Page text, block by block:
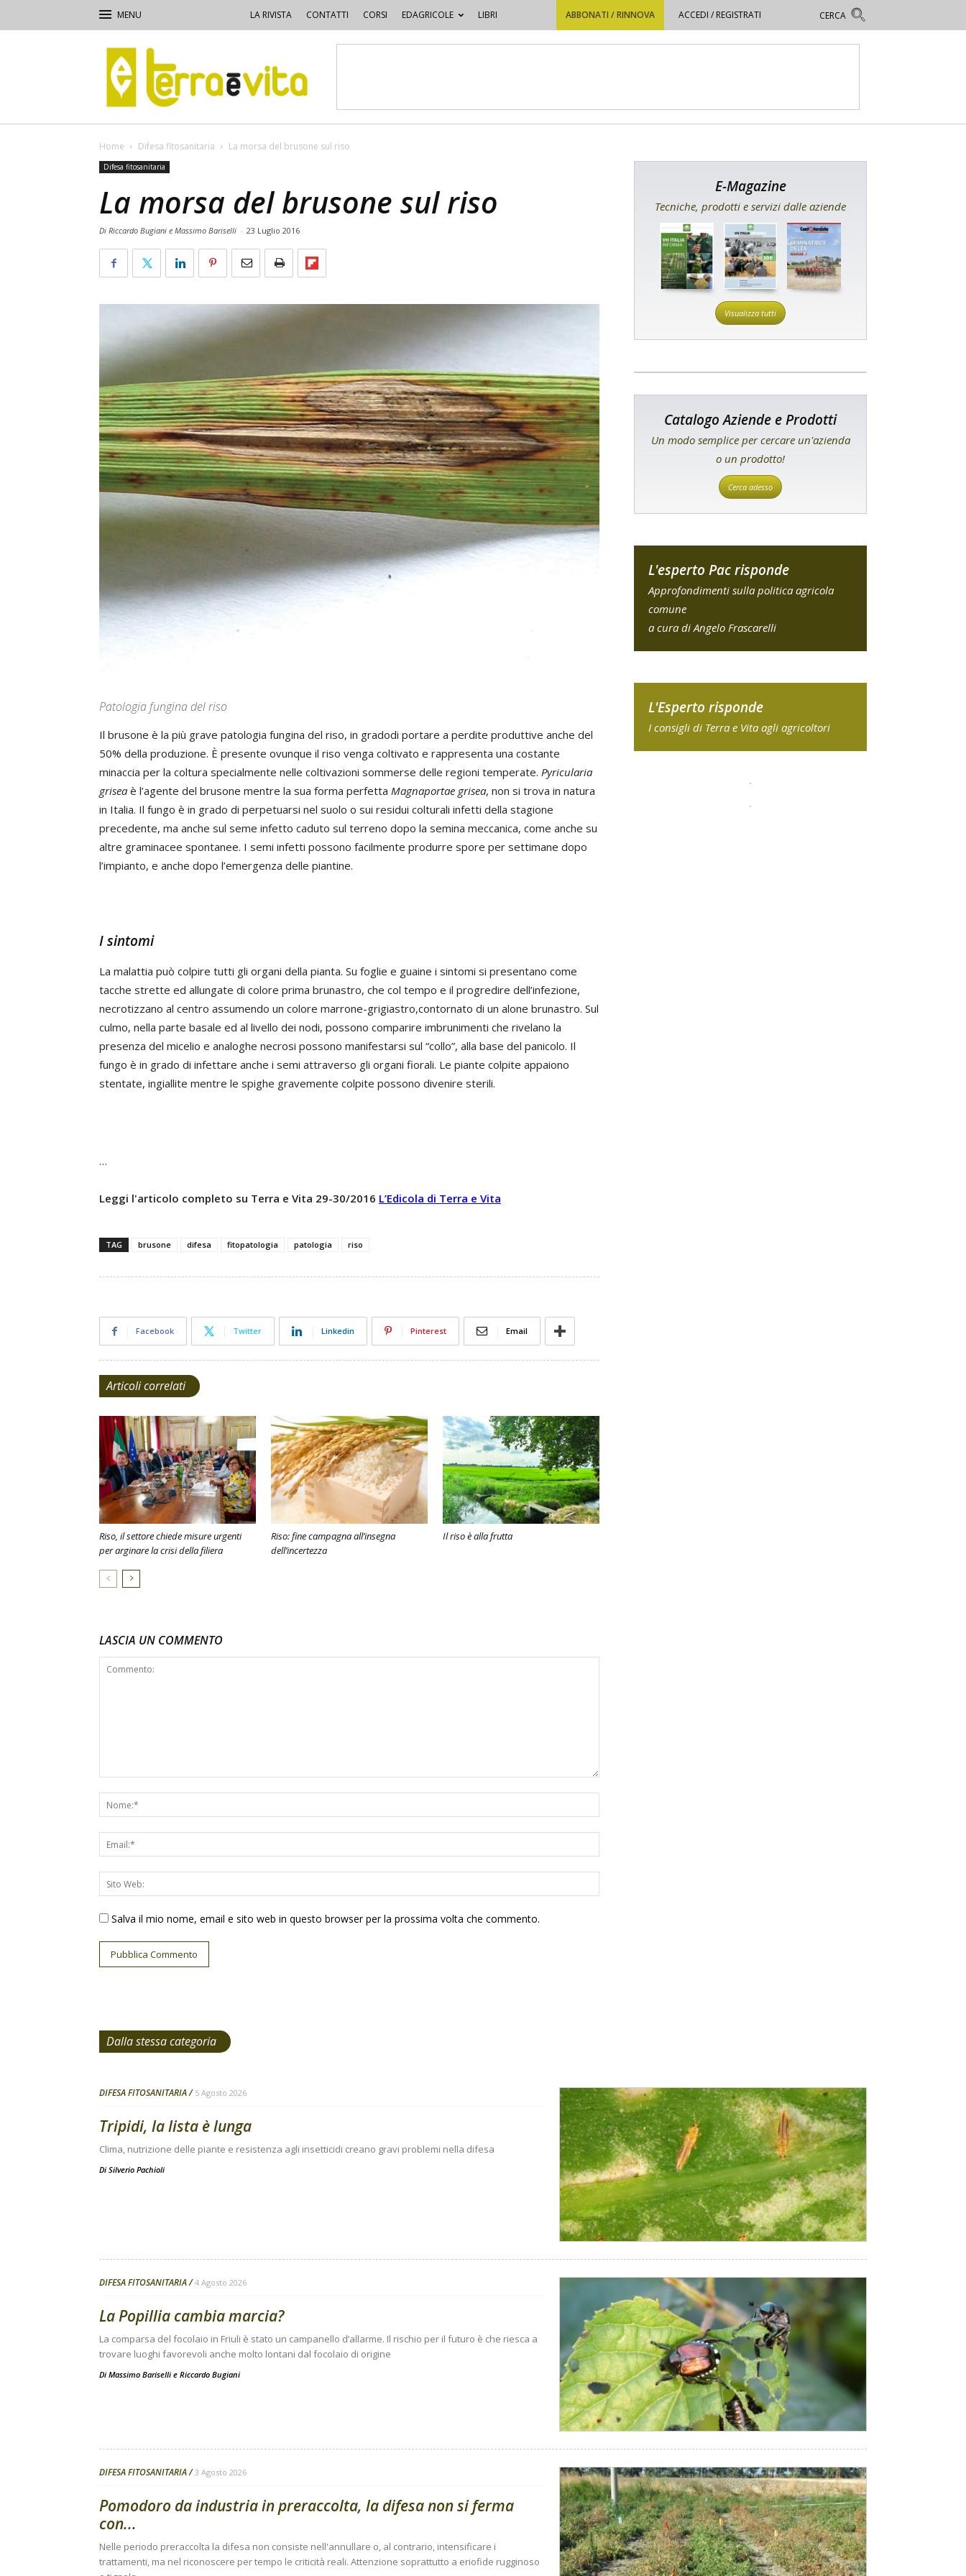
LA RIVISTA CONTATTI CORSI EDAGRICOLE LIBRI ABBONATI / RINNOVA ACCEDI / REGISTRATI
Terra
e
Vita
Home Difesa fitosanitaria La morsa del brusone sul riso
Difesa fitosanitaria
La morsa del brusone sul riso
Di Riccardo Bugiani e Massimo Bariselli - 23 Luglio 2016
Patologia fungina del riso
Il brusone è la più grave patologia fungina del riso, in gradodi portare a perdite produttive anche del
50% della produzione. È presente ovunque il riso venga coltivato e rappresenta una costante
minaccia per la coltura specialmente nelle coltivazioni sommerse delle regioni temperate. Pyricularia
grisea è l’agente del brusone mentre la sua forma perfetta Magnaportae grisea, non si trova in natura
in Italia. Il fungo è in grado di perpetuarsi nel suolo o sui residui colturali infetti della stagione
precedente, ma anche sul seme infetto caduto sul terreno dopo la semina meccanica, come anche su
altre graminacee spontanee. I semi infetti possono facilmente produrre spore per settimane dopo
l’impianto, e anche dopo l’emergenza delle piantine.
I sintomi
La malattia può colpire tutti gli organi della pianta. Su foglie e guaine i sintomi si presentano come
tacche strette ed allungate di colore prima brunastro, che col tempo e il progredire dell’infezione,
necrotizzano al centro assumendo un colore marrone-grigiastro,contornato di un alone brunastro. Sul
culmo, nella parte basale ed al livello dei nodi, possono comparire imbrunimenti che rivelano la
presenza del micelio e analoghe necrosi possono manifestarsi sul “collo”, alla base del panicolo. Il
fungo è in grado di infettare anche i semi attraverso gli organi fiorali. Le piante colpite appaiono
stentate, ingiallite mentre le spighe gravemente colpite possono divenire sterili.
…
Leggi l'articolo completo su Terra e Vita 29-30/2016 L’Edicola di Terra e Vita
TAG brusone difesa fitopatologia patologia riso
Facebook Twitter Linkedin Pinterest Email
Articoli correlati
Riso, il settore chiede misure urgenti
per arginare la crisi della filiera
Riso: fine campagna all’insegna
dell’incertezza
Il riso è alla frutta
LASCIA UN COMMENTO
Salva il mio nome, email e sito web in questo browser per la prossima volta che commento.
E-Magazine
Tecniche, prodotti e servizi dalle aziende
Visualizza tutti
Catalogo Aziende e Prodotti
Un modo semplice per cercare un'azienda
o un prodotto!
Cerca adesso
L'esperto Pac risponde
Approfondimenti sulla politica agricola
comune
a cura di Angelo Frascarelli
L'Esperto risponde
I consigli di Terra e Vita agli agricoltori
Dalla stessa categoria
DIFESA FITOSANITARIA 5 Agosto 2026
Tripidi, la lista è lunga
Clima, nutrizione delle piante e resistenza agli insetticidi creano gravi problemi nella difesa
Di Silverio Pachioli
DIFESA FITOSANITARIA 4 Agosto 2026
La Popillia cambia marcia?
La comparsa del focolaio in Friuli è stato un campanello d’allarme. Il rischio per il futuro è che riesca a
trovare luoghi favorevoli anche molto lontani dal focolaio di origine
Di Massimo Bariselli e Riccardo Bugiani
DIFESA FITOSANITARIA 3 Agosto 2026
Pomodoro da industria in preraccolta, la difesa non si ferma
con...
Nelle periodo preraccolta la difesa non consiste nell'annullare o, al contrario, intensificare i
trattamenti, ma nel riconoscere per tempo le criticità reali. Attenzione soprattutto a eriofide rugginoso